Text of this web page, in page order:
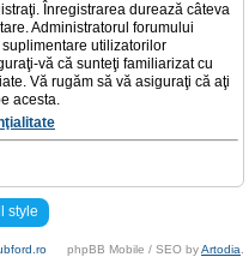
Înregistrarea durează câteva
Administratorul forumului
utilizatorilor
vă că sunteţi familiarizat cu
Vă rugăm să vă asiguraţi că aţi
acesta.
style
phpBB Mobile / SEO byArtodia